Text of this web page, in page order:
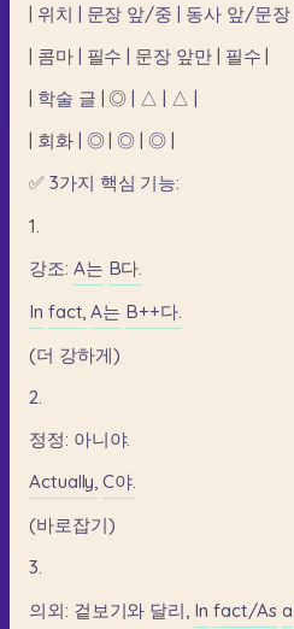
| 위치 | 문장 앞/중 | 동사 앞/문장
| 콤마 | 필수 | 문장 앞만 | 필수 |
학술 글 ◎ △ △
회화 ◎ ◎ ◎
✅ 3가지 핵심 기능:
1.
강조: A는 B다.
In fact, A는 B++다.
(더 강하게)
2.
정정: 아니야.
Actually, C야.
(바로잡기)
3.
의외: 겉보기와 달리, In fact/As a